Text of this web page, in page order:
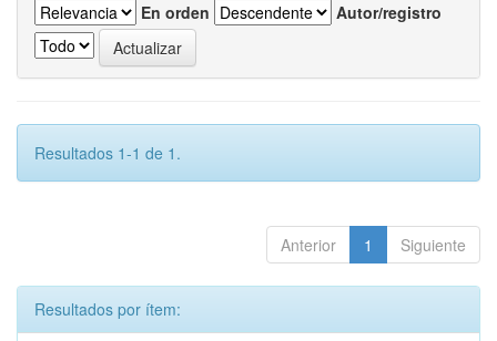
En orden
Autor/registro
Resultados 1-1 de 1.
Anterior 1 Siguiente
Resultados por ítem: